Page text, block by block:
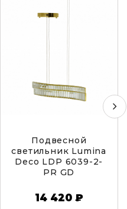
Deco
Подвесной
светильник Lumina
Deco LDP 6039-2-
PR GD
14 420 ₽